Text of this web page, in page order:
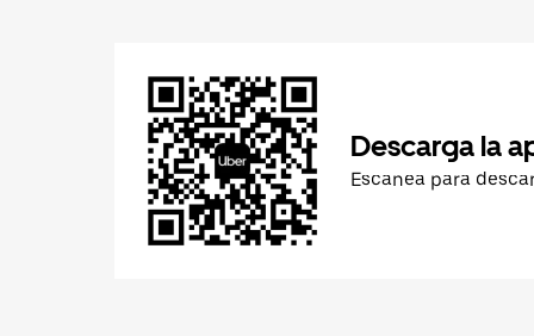
Descarga la
Escanea para